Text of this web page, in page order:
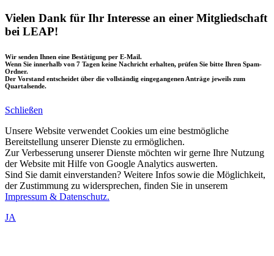
Vielen Dank für Ihr Interesse an einer Mitgliedschaft
bei LEAP!
Wir senden Ihnen eine Bestätigung per E-Mail.
Wenn Sie innerhalb von 7 Tagen keine Nachricht erhalten, prüfen Sie bitte Ihren Spam-
Ordner.
Der Vorstand entscheidet über die vollständig eingegangenen Anträge jeweils zum
Quartalsende.
Schließen
Unsere Website verwendet Cookies um eine bestmögliche
Bereitstellung unserer Dienste zu ermöglichen.
Zur Verbesserung unserer Dienste möchten wir gerne Ihre Nutzung
der Website mit Hilfe von Google Analytics auswerten.
Sind Sie damit einverstanden? Weitere Infos sowie die Möglichkeit,
der Zustimmung zu widersprechen, finden Sie in unserem
Impressum & Datenschutz.
JA